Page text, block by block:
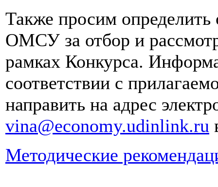
Также просим определить
ОМСУ за отбор и
рамках Конкурса.
соответствии с
направить на адрес
vina@economy.udinlink.ru
Методические